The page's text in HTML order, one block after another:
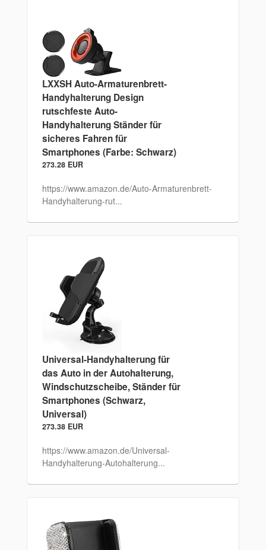
LXXSH Auto-Armaturenbrett-
Handyhalterung Design
rutschfeste Auto-
Handyhalterung Ständer für
sicheres Fahren für
Smartphones (Farbe: Schwarz)
273.28 EUR
https://www.amazon.de/Auto-Armaturenbrett-
Handyhalterung-rut...
Universal-Handyhalterung für
das Auto in der Autohalterung,
Windschutzscheibe, Ständer für
Smartphones (Schwarz,
Universal)
273.38 EUR
https://www.amazon.de/Universal-
Handyhalterung-Autohalterung...